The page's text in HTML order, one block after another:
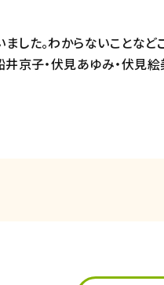
た。わからないことなど
京子・伏見あゆみ・伏見絵